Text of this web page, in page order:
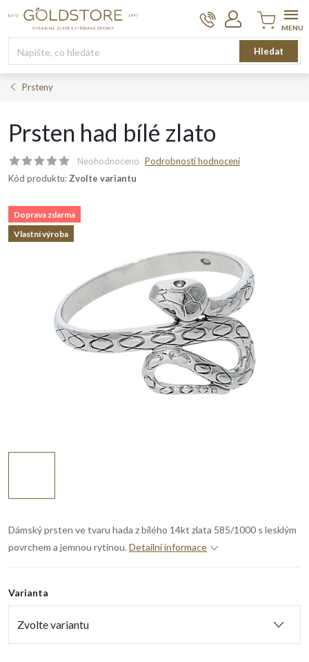
Hledat
Nákupní
košík
Prsteny
Prsten had bílé zlato
Neohodnoceno Podrobnosti hodnocení
Kód produktu: Zvolte variantu
Doprava zdarma
Vlastní výroba
Dámský prsten ve tvaru hada z bílého 14kt zlata 585/1000 s lesklým
povrchem a jemnou rytinou. Detailní informace
Varianta